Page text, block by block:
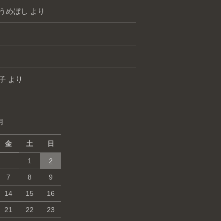
うめぼし より
より
金 土 日
1 2
7 8 9
14 15 16
21 22 23